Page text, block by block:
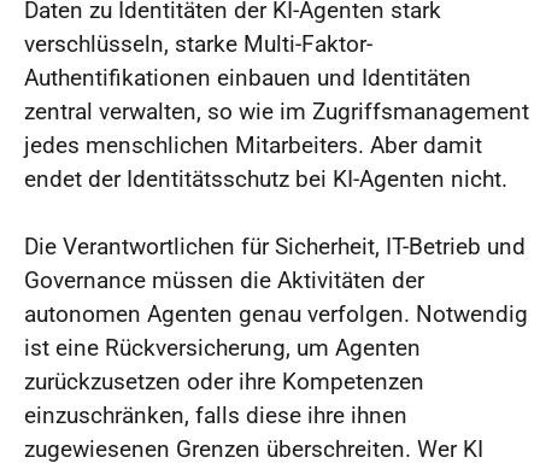
Daten zu Identitäten der KI-Agenten stark
verschlüsseln, starke Multi-Faktor-
Authentifikationen einbauen und Identitäten
zentral verwalten, so wie im Zugriffsmanagement
jedes menschlichen Mitarbeiters. Aber damit
endet der Identitätsschutz bei KI-Agenten nicht.
Die Verantwortlichen für Sicherheit, IT-Betrieb und
Governance müssen die Aktivitäten der
autonomen Agenten genau verfolgen. Notwendig
ist eine Rückversicherung, um Agenten
zurückzusetzen oder ihre Kompetenzen
einzuschränken, falls diese ihre ihnen
zugewiesenen Grenzen überschreiten. Wer KI